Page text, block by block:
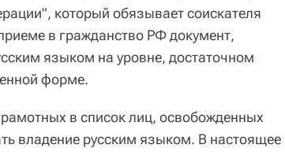
который обязывает соискателя
в гражданство РФ документ,
языком на уровне, достаточном
форме.
в список лиц, освобожденных
владение русским языком. В настоящее